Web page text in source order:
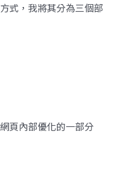
式，我將其分為三個部
頁內部優化的一部分